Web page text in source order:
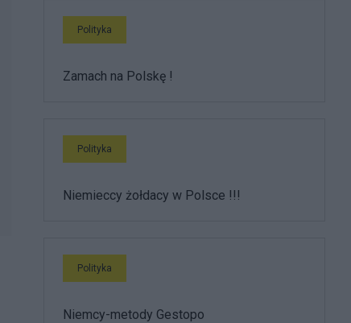
Polityka
Zamach na Polskę !
Polityka
Niemieccy żołdacy w Polsce !!!
Polityka
Niemcy-metody Gestopo